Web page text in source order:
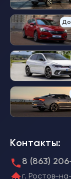
До
Контакты:
8 (863)
г. Ростов-